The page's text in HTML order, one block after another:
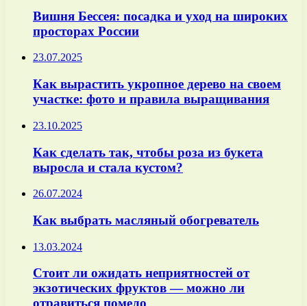
Вишня Бессея: посадка и уход на широких
просторах России
23.07.2025
Как вырастить укропное дерево на своем
участке: фото и правила выращивания
23.10.2025
Как сделать так, чтобы роза из букета
выросла и стала кустом?
26.07.2024
Как выбрать масляный обогреватель
13.03.2024
Стоит ли ожидать неприятностей от
экзотических фруктов — можно ли